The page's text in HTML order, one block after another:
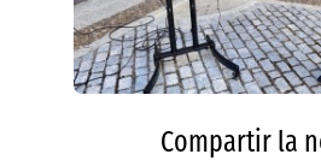
Compartir la